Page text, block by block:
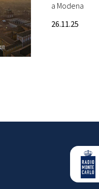
a Modena
26.11.25